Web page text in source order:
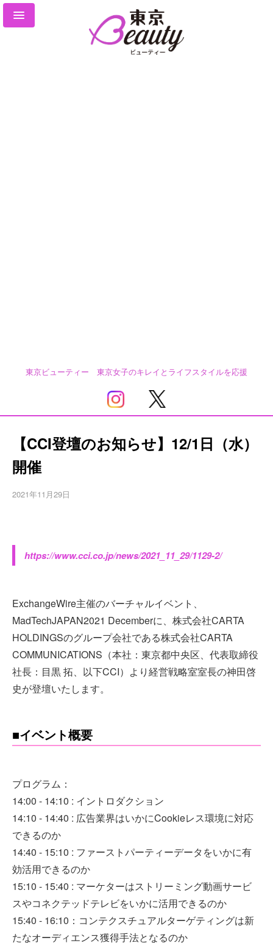
東京ビューティー 東京女子のキレイとライフスタイルを応援
【CCI登壇のお知らせ】12/1日（水）
開催
2021年11月29日
https://www.cci.co.jp/news/2021_11_29/1129-2/
ExchangeWire主催のバーチャルイベント、
MadTechJAPAN2021 Decemberに、株式会社CARTA
HOLDINGSのグループ会社である株式会社CARTA
COMMUNICATIONS（本社：東京都中央区、代表取締役
社長：目黒 拓、以下CCI）より経営戦略室室長の神田啓
史が登壇いたします。
■イベント概要
プログラム：
14:00 - 14:10 : イントロダクション
14:10 - 14:40 : 広告業界はいかにCookieレス環境に対応
できるのか
14:40 - 15:10 : ファーストパーティーデータをいかに有
効活用できるのか
15:10 - 15:40 : マーケターはストリーミング動画サービ
スやコネクテッドテレビをいかに活用できるのか
15:40 - 16:10：コンテクスチュアルターゲティングは新
たなオーディエンス獲得手法となるのか